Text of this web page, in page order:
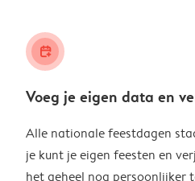
calendar_plus
Voeg je eigen data en
Alle nationale feestdagen
je kunt je eigen feesten en
het geheel nog persoonlijker